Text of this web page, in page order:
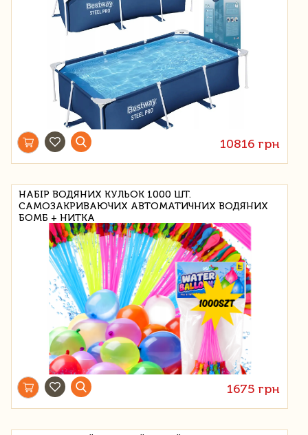
10816 грн
НАБІР ВОДЯНИХ КУЛЬОК 1000 ШТ.
САМОЗАКРИВАЮЧИХ АВТОМАТИЧНИХ ВОДЯНИХ
БОМБ + НИТКА
1675 грн